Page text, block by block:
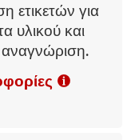
ετικετών για
υλικού και